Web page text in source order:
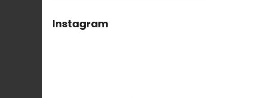
Instagram